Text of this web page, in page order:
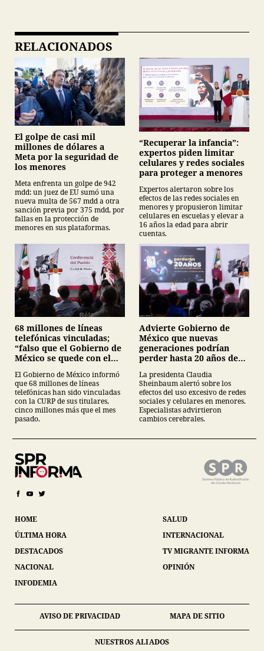
RELACIONADOS
El golpe de casi mil
millones de dólares a
Meta por la seguridad de
los menores
Meta enfrenta un golpe de 942
mdd: un juez de EU sumó una
nueva multa de 567 mdd a otra
sanción previa por 375 mdd, por
fallas en la protección de
menores en sus plataformas.
“Recuperar la infancia”:
expertos piden limitar
celulares y redes sociales
para proteger a menores
Expertos alertaron sobre los
efectos de las redes sociales en
menores y propusieron limitar
celulares en escuelas y elevar a
16 años la edad para abrir
cuentas.
68 millones de líneas
telefónicas vinculadas;
“falso que el Gobierno de
México se quede con el
Sheinbaum
El Gobierno de México informó
que 68 millones de líneas
telefónicas han sido vinculadas
con la CURP de sus titulares,
cinco millones más que el mes
pasado.
Advierte Gobierno de
México que nuevas
generaciones podrían
perder hasta 20 años de
digitales
La presidenta Claudia
Sheinbaum alertó sobre los
efectos del uso excesivo de redes
sociales y celulares en menores.
Especialistas advirtieron
cambios cerebrales.
HOME
ÚLTIMA HORA
DESTACADOS
NACIONAL
INFODEMIA
SALUD
INTERNACIONAL
TV MIGRANTE INFORMA
OPINIÓN
AVISO DE PRIVACIDAD MAPA DE SITIO
NUESTROS ALIADOS